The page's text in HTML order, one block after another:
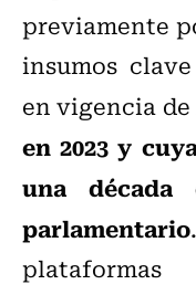
previamente
insumos
en vigencia de
en 2023 y
una
parlamentario